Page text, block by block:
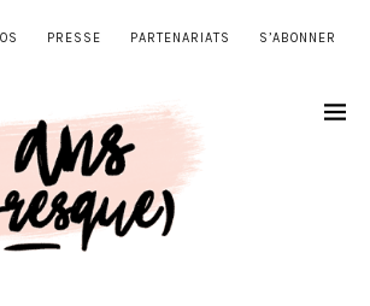
PRESSE PARTENARIATS S’ABONNER